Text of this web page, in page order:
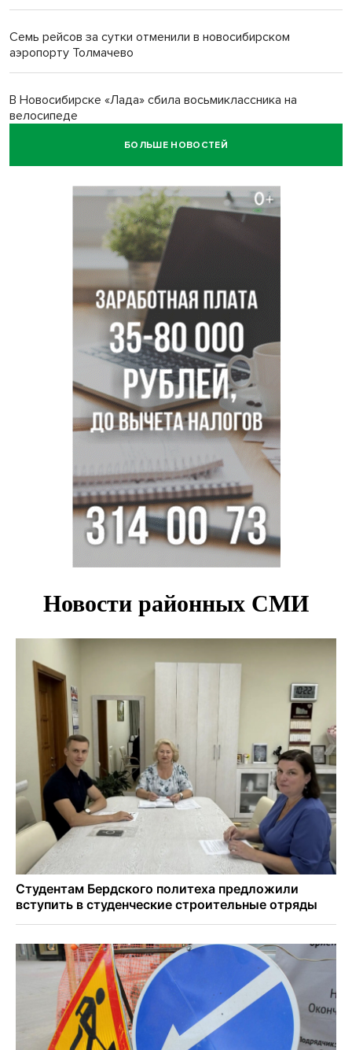
Семь рейсов за сутки отменили в новосибирском
аэропорту Толмачево
В Новосибирске «Лада» сбила восьмиклассника на
велосипеде
Новосибирцам назвали точное количество выходных
Годовалый ребёнок оказался заперт в автомобиле в
Всем миром: жители новосибирской деревни помогли
найти пропавшего мальчика
Новосибирцам объяснили новые правила сверхурочной
БОЛЬШЕ НОВОСТЕЙ